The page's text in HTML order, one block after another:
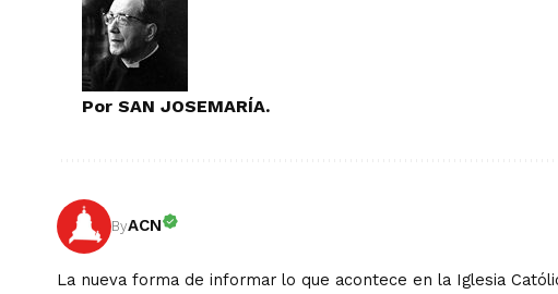
Por SAN JOSEMARÍA.
ByACN
La nueva forma de informar lo que acontece en la Iglesia